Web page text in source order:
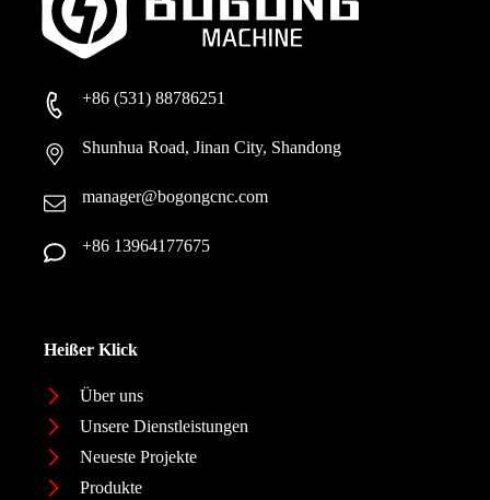
+86 (531) 88786251
Shunhua Road, Jinan City, Shandong
manager@bogongcnc.com
+86 13964177675
Heißer Klick
Über uns
Unsere Dienstleistungen
Neueste Projekte
Produkte